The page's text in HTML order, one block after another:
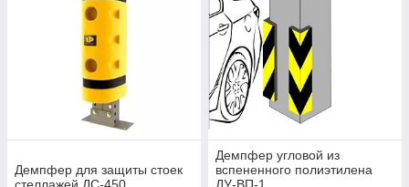
Демпфер для защиты стоек
Демпфер угловой из
вспененного полиэтилена